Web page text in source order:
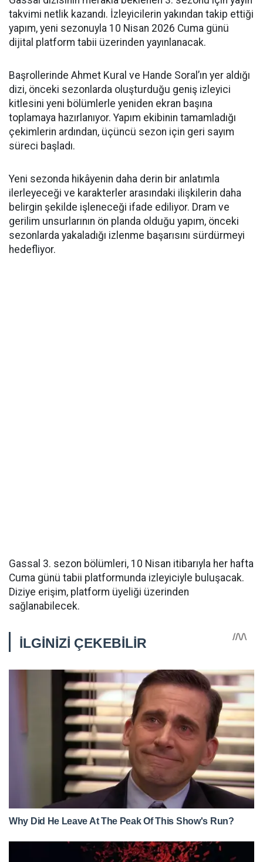
takvimi netlik kazandı. İzleyicilerin yakından takip ettiği
yapım, yeni sezonuyla 10 Nisan 2026 Cuma günü
dijital platform tabii üzerinden yayınlanacak.
Başrollerinde Ahmet Kural ve Hande Soral’ın yer aldığı
dizi, önceki sezonlarda oluşturduğu geniş izleyici
kitlesini yeni bölümlerle yeniden ekran başına
toplamaya hazırlanıyor. Yapım ekibinin tamamladığı
çekimlerin ardından, üçüncü sezon için geri sayım
süreci başladı.
Yeni sezonda hikâyenin daha derin bir anlatımla
ilerleyeceği ve karakterler arasındaki ilişkilerin daha
belirgin şekilde işleneceği ifade ediliyor. Dram ve
gerilim unsurlarının ön planda olduğu yapım, önceki
sezonlarda yakaladığı izlenme başarısını sürdürmeyi
hedefliyor.
Gassal 3. sezon bölümleri, 10 Nisan itibarıyla her hafta
Cuma günü tabii platformunda izleyiciyle buluşacak.
Diziye erişim, platform üyeliği üzerinden
sağlanabilecek.